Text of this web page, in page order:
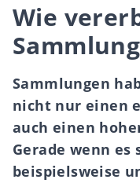
Wie
Sammlungen
nicht nur einen
auch einen
Gerade wenn es
beispielsweise